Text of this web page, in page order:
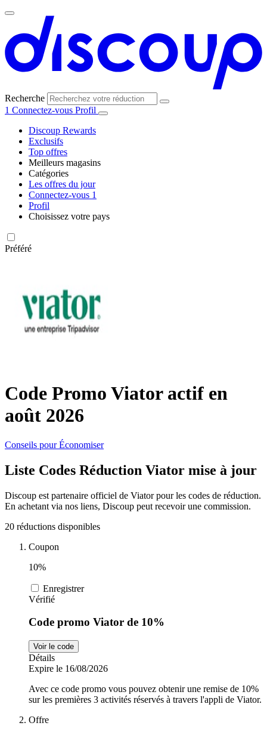
Recherche
1 Connectez-vous Profil
Discoup Rewards
Exclusifs
Top offres
Meilleurs magasins
AliExpress
ManoMano
Samsung
Guess
Europcar
i-Run
Uber Eats
Catégories
Vêtements et
chaussures
transport
Beauté et
santé
Voitures et
motocyclettes
Les offres du jour
Connectez-vous 1
Profil
Choisissez votre pays
Préféré
Code Promo Viator actif en
août 2026
Conseils pour Économiser
Liste Codes Réduction Viator mise à jour
Discoup est partenaire officiel de Viator pour les codes de réduction.
En achetant via nos liens, Discoup peut recevoir une commission.
20 réductions disponibles
Coupon
10%
Enregistrer
Vérifié
Code promo Viator de 10%
Voir le code
Détails
Expire le 16/08/2026
Avec ce code promo vous pouvez obtenir une remise de 10%
sur les premières 3 activités réservés à travers l'appli de Viator.
Offre